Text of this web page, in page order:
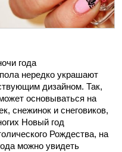
года
нередко украшают
дизайном. Так,
основываться на
снежинок и снеговиков,
Новый год
Рождества, на
можно увидеть